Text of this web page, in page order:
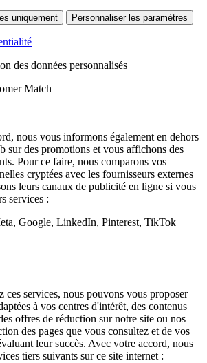
uniquement Personnaliser les paramètres
des données personnalisés
Match
nous vous informons également en dehors
sur des promotions et vous affichons des
Pour ce faire, nous comparons vos
cryptées avec les fournisseurs externes
leurs canaux de publicité en ligne si vous
services :
Google, LinkedIn, Pinterest, TikTok
ces services, nous pouvons vous proposer
à vos centres d'intérêt, des contenus
offres de réduction sur notre site ou nos
des pages que vous consultez et de vos
leur succès. Avec votre accord, nous
tiers suivants sur ce site internet :